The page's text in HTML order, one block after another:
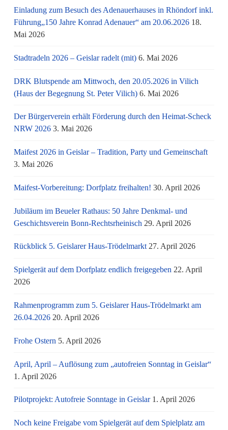
Einladung zum Besuch des Adenauerhauses in Rhöndorf inkl.
Führung„150 Jahre Konrad Adenauer“ am 20.06.2026 18.
Mai 2026
Stadtradeln 2026 – Geislar radelt (mit) 6. Mai 2026
DRK Blutspende am Mittwoch, den 20.05.2026 in Vilich
(Haus der Begegnung St. Peter Vilich) 6. Mai 2026
Der Bürgerverein erhält Förderung durch den Heimat-Scheck
NRW 2026 3. Mai 2026
Maifest 2026 in Geislar – Tradition, Party und Gemeinschaft
3. Mai 2026
Maifest-Vorbereitung: Dorfplatz freihalten! 30. April 2026
Jubiläum im Beueler Rathaus: 50 Jahre Denkmal- und
Geschichtsverein Bonn-Rechtsrheinisch 29. April 2026
Rückblick 5. Geislarer Haus-Trödelmarkt 27. April 2026
Spielgerät auf dem Dorfplatz endlich freigegeben 22. April
2026
Rahmenprogramm zum 5. Geislarer Haus-Trödelmarkt am
26.04.2026 20. April 2026
Frohe Ostern 5. April 2026
April, April – Auflösung zum „autofreien Sonntag in Geislar“
1. April 2026
Pilotprojekt: Autofreie Sonntage in Geislar 1. April 2026
Noch keine Freigabe vom Spielgerät auf dem Spielplatz am